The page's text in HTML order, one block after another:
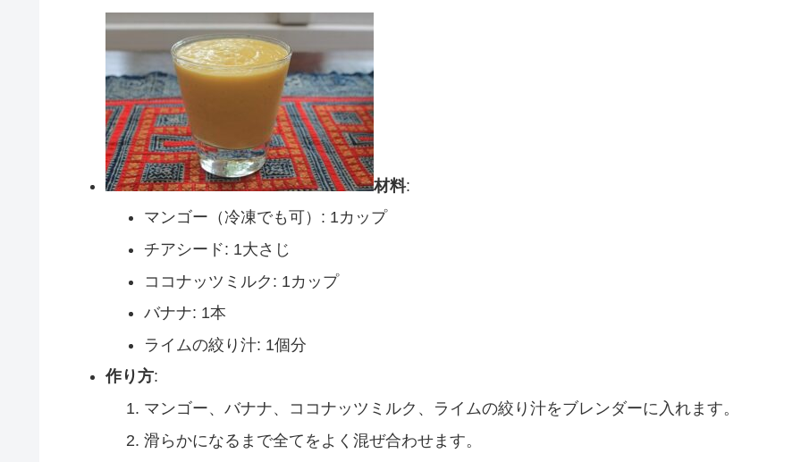
材料:
マンゴー（冷凍でも可）: 1カップ
チアシード: 1大さじ
ココナッツミルク: 1カップ
バナナ: 1本
ライムの絞り汁: 1個分
作り方:
マンゴー、バナナ、ココナッツミルク、ライムの絞り汁をブレンダーに入れます。
滑らかになるまで全てをよく混ぜ合わせます。